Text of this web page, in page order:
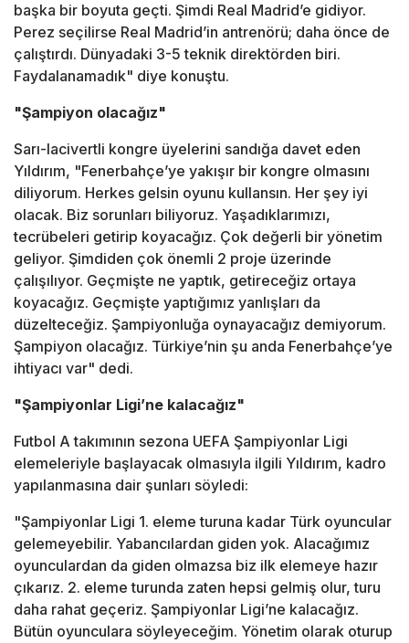
başka bir boyuta geçti. Şimdi Real Madrid’e gidiyor.
Perez seçilirse Real Madrid’in antrenörü; daha önce de
çalıştırdı. Dünyadaki 3-5 teknik direktörden biri.
Faydalanamadık" diye konuştu.
"Şampiyon olacağız"
Sarı-lacivertli kongre üyelerini sandığa davet eden
Yıldırım, "Fenerbahçe’ye yakışır bir kongre olmasını
diliyorum. Herkes gelsin oyunu kullansın. Her şey iyi
olacak. Biz sorunları biliyoruz. Yaşadıklarımızı,
tecrübeleri getirip koyacağız. Çok değerli bir yönetim
geliyor. Şimdiden çok önemli 2 proje üzerinde
çalışılıyor. Geçmişte ne yaptık, getireceğiz ortaya
koyacağız. Geçmişte yaptığımız yanlışları da
düzelteceğiz. Şampiyonluğa oynayacağız demiyorum.
Şampiyon olacağız. Türkiye’nin şu anda Fenerbahçe’ye
ihtiyacı var" dedi.
"Şampiyonlar Ligi’ne kalacağız"
Futbol A takımının sezona UEFA Şampiyonlar Ligi
elemeleriyle başlayacak olmasıyla ilgili Yıldırım, kadro
yapılanmasına dair şunları söyledi:
"Şampiyonlar Ligi 1. eleme turuna kadar Türk oyuncular
gelemeyebilir. Yabancılardan giden yok. Alacağımız
oyunculardan da giden olmazsa biz ilk elemeye hazır
çıkarız. 2. eleme turunda zaten hepsi gelmiş olur, turu
daha rahat geçeriz. Şampiyonlar Ligi’ne kalacağız.
Bütün oyunculara söyleyeceğim. Yönetim olarak oturup